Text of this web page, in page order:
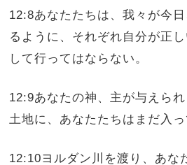
12:8あなたたちは、我々が今
るように、それぞれ自分が正
して行ってはならない。
12:9あなたの神、主が与えら
土地に、あなたたちはまだ入っ
12:10ヨルダン川を渡り、あな